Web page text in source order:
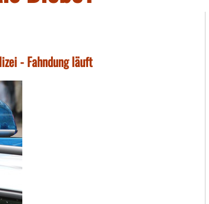
- Fahndung läuft